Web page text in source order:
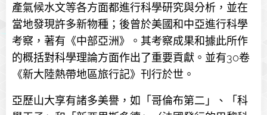
產氣候水文等各方面都進行科學研究與分析，並在
當地發現許多新物種；後曾於美國和中亞進行科學
考察，著有《中部亞洲》。其考察成果和據此所作
的概括對科學理論方面作出了重要貢獻。並有30卷
《新大陸熱帶地區旅行記》刊行於世。
亞歷山大享有諸多美譽，如「哥倫布第二」、「科